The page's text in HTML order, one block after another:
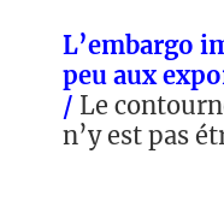
L’embargo
peu aux
/ Le
n’y est pas